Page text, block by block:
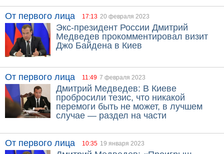
От первого лица 17:13 20 февраля 2023
Экс-президент России Дмитрий
Медведев прокомментировал визит
Джо Байдена в Киев
От первого лица 11:49 7 февраля 2023
Дмитрий Медведев: В Киеве
пробросили тезис, что никакой
перемоги быть не может, в лучшем
случае — раздел на части
От первого лица 10:35 19 января 2023